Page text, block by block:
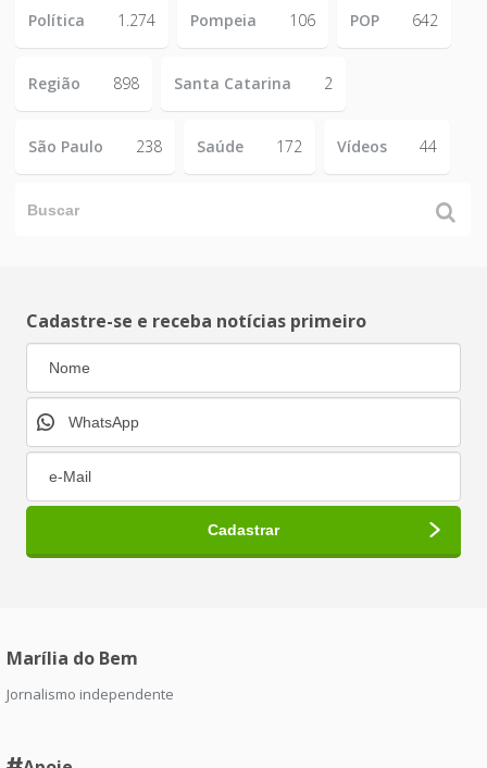
Política 1.274 Pompeia 106 POP 642
Região 898 Santa Catarina 2
São Paulo 238 Saúde 172 Vídeos 44
Cadastre-se e receba notícias primeiro
Marília do Bem
Jornalismo independente